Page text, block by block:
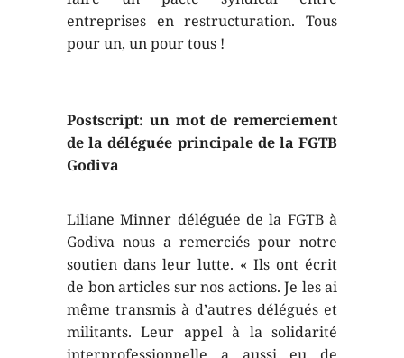
entreprises en restructuration. Tous
pour un, un pour tous !
Postscript: un mot de remerciement
de la déléguée principale de la FGTB
Godiva
Liliane Minner déléguée de la FGTB à
Godiva nous a remerciés pour notre
soutien dans leur lutte. « Ils ont écrit
de bon articles sur nos actions. Je les ai
même transmis à d’autres délégués et
militants. Leur appel à la solidarité